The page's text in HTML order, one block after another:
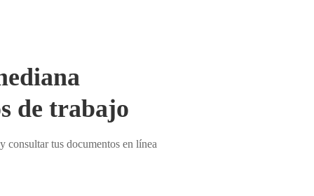
de trabajo
consultar tus documentos en línea